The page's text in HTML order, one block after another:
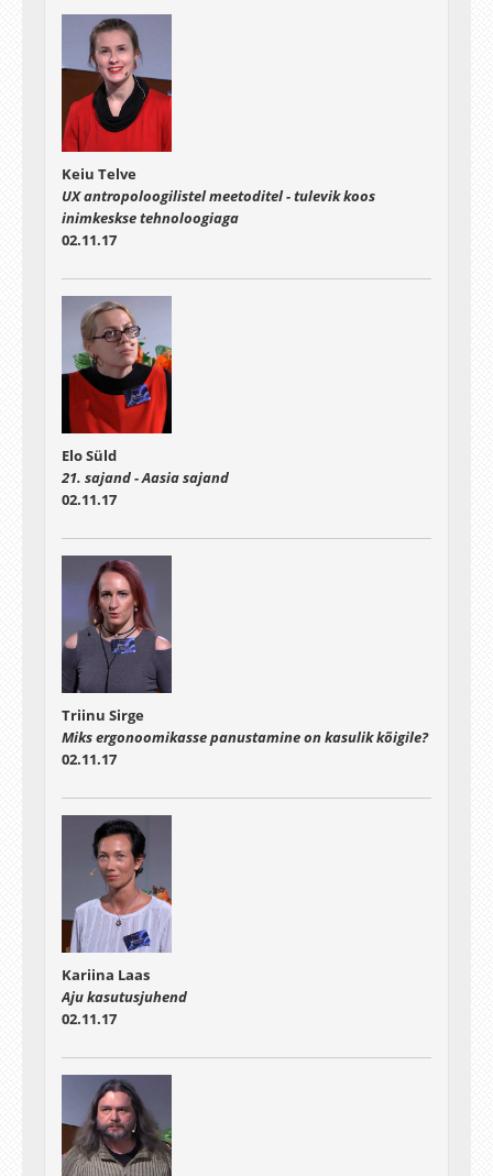
Keiu Telve
UX antropoloogilistel meetoditel - tulevik koos
inimkeskse tehnoloogiaga
02.11.17
Elo Süld
21. sajand - Aasia sajand
02.11.17
Triinu Sirge
Miks ergonoomikasse panustamine on kasulik kõigile?
02.11.17
Kariina Laas
Aju kasutusjuhend
02.11.17